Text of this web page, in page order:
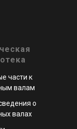
части к
валам
о
валах